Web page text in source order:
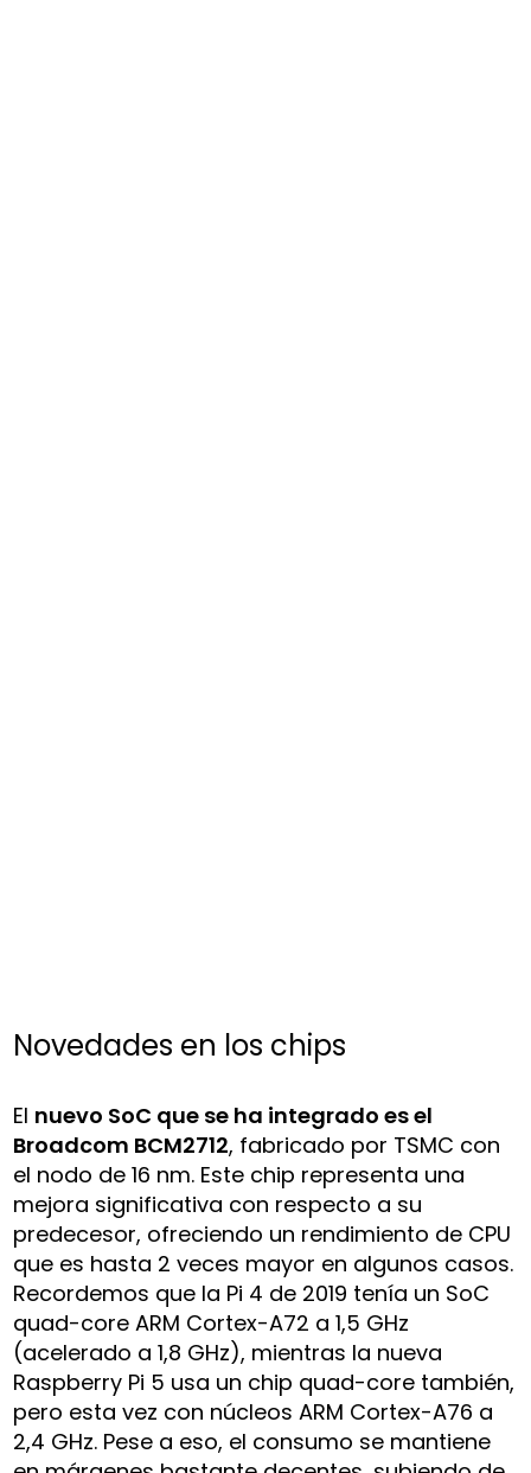
Novedades en los chips
El nuevo SoC que se ha integrado es el
Broadcom BCM2712, fabricado por TSMC con
el nodo de 16 nm. Este chip representa una
mejora significativa con respecto a su
predecesor, ofreciendo un rendimiento de CPU
que es hasta 2 veces mayor en algunos casos.
Recordemos que la Pi 4 de 2019 tenía un SoC
quad-core ARM Cortex-A72 a 1,5 GHz
(acelerado a 1,8 GHz), mientras la nueva
Raspberry Pi 5 usa un chip quad-core también,
pero esta vez con núcleos ARM Cortex-A76 a
2,4 GHz. Pese a eso, el consumo se mantiene